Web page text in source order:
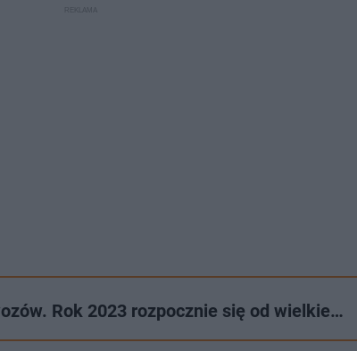
Rok 2023 rozpocznie się od wielkie…